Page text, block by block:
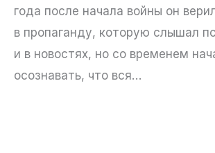
года после начала войны он
в пропаганду, которую слышал
и в новостях, но со временем
осознавать, что вся…